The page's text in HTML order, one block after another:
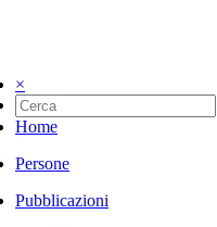
×
Home
Persone
Pubblicazioni